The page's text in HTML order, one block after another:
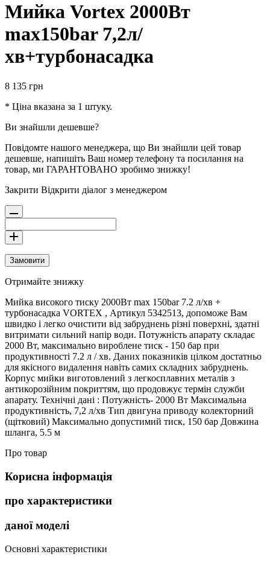
Мийка Vortex 2000Вт
max150bar 7,2л/
хв+турбонасадка
8 135 грн
* Ціна вказана за 1 штуку.
Ви знайшли дешевше?
Повідомте нашого менеджера, що Ви знайшли цей товар
дешевше, напишіть Ваш номер телефону та посилання на
товар, ми ГАРАНТОВАНО зробимо знижку!
Закрити Відкрити діалог з менеджером
Замовити
Отримайте знижку
Мийка високого тиску 2000Вт max 150bar 7.2 л/хв +
турбонасадка VORTEX , Артикул 5342513, допоможе Вам
швидко і легко очистити від забруднень різні поверхні, здатні
витримати сильний напір води. Потужність апарату складає
2000 Вт, максимально вироблене тиск - 150 бар при
продуктивності 7.2 л / хв. Даних показників цілком достатньо
для якісного видалення навіть самих складних забруднень.
Корпус мийки виготовлений з легкосплавних металів з
антикорозійним покриттям, що продовжує термін служби
апарату. Технічні дані : Потужність- 2000 Вт Максимальна
продуктивність, 7,2 л/хв Тип двигуна приводу колекторний
(щітковий) Максимально допустимий тиск, 150 бар Довжина
шланга, 5.5 м
Про товар
Корисна інформація
про характеристики
даної моделі
Основні характеристики